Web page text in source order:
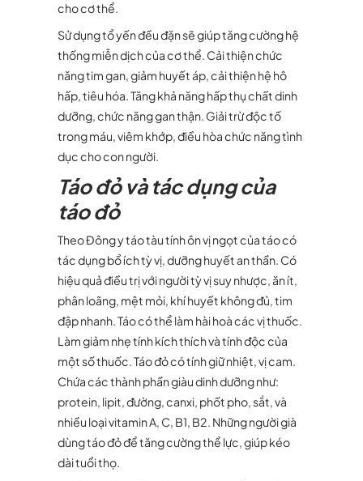
cho cơ thể.
Sử dụng tổ yến đều đặn sẽ giúp tăng cường hệ
thống miễn dịch của cơ thể. Cải thiện chức
năng tim gan, giảm huyết áp, cải thiện hệ hô
hấp, tiêu hóa. Tăng khả năng hấp thụ chất dinh
dưỡng, chức năng gan thận. Giải trừ độc tố
trong máu, viêm khớp, điều hòa chức năng tình
dục cho con người.
Táo đỏ và tác dụng của
táo đỏ
Theo Đông y táo tàu tính ôn vị ngọt của táo có
tác dụng bổ ích tỳ vị, dưỡng huyết an thần. Có
hiệu quả điều trị với người tỳ vị suy nhược, ăn ít,
phân loãng, mệt mỏi, khí huyết không đủ, tim
đập nhanh. Táo có thể làm hài hoà các vị thuốc.
Làm giảm nhẹ tính kích thích và tính độc của
một số thuốc. Táo đỏ có tính giữ nhiệt, vị cam.
Chứa các thành phần giàu dinh dưỡng như:
protein, lipit, đường, canxi, phốt pho, sắt, và
nhiều loại vitamin A, C, B1, B2. Những người già
dùng táo đỏ để tăng cường thể lực, giúp kéo
dài tuổi thọ.